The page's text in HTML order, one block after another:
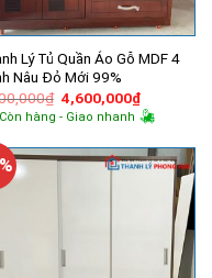
Lý Tủ Quần Áo Gỗ MDF 4
Nâu Đỏ Mới 99%
₫ Giá
gốc
là:
4,600,000₫Giá
hiện
tại
Còn hàng - Giao nhanh